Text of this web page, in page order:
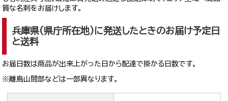
質な名刺をお届けします。
兵庫県(県庁所在地)に発送したときのお届け予定日
と送料
お届日数は商品が出来上がった日から配達で掛かる日数です。
※離島山間部などは一部異なります。